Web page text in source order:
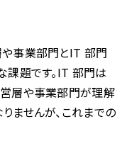
や事業部門とIT 部門
課題です。IT 部門は
営層や事業部門が理解
ませんが、これまでの